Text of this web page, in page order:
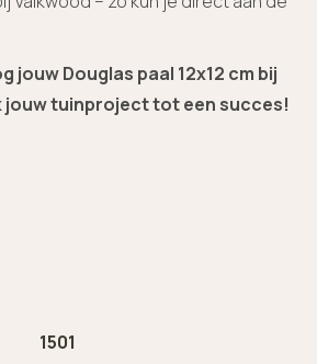
jouw Douglas paal 12x12 cm bij
jouw tuinproject tot een succes!
1501